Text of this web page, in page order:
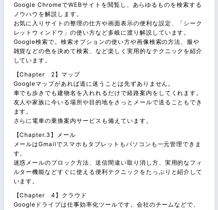
Google ChromeでWEBサイトを閲覧し、あらゆるものを検索する
ノウハウを解説します。
お気に入りサイトの整理の仕方や画面表示の便利な設定、「シーク
レットウィンドウ」の使い方など多岐に渡り解説しています。
Google検索で。検索オプションの使い方や画像検索の方法、服や
雑貨などの色を決めて検索、など楽しく実用的なテクニックを紹介
しています。
【Chapter 2】マップ
Googleマップがあれば道に迷うことは先ずありません。
車でも歩きでも建物名を入れれるだけで経路案内をしてくれます。
友人や家族に今いる場所や目的地をさっとメールで送ることもでき
ます。
さらに電車の乗換案内サービスも備えています。
【Chapter.3】メール
メールはGmailでスマホもタブレットもパソコンも一元管理できま
す。
迷惑メールのブロック方法、送信間違い取り消し方、実用的なフィ
ルター機能などすぐに使える便利テクニックをたっぷりと紹介して
います。
【Chapter 4】クラウド
Googleドライブは仕事効率化ツールです。会社のチームなどで、